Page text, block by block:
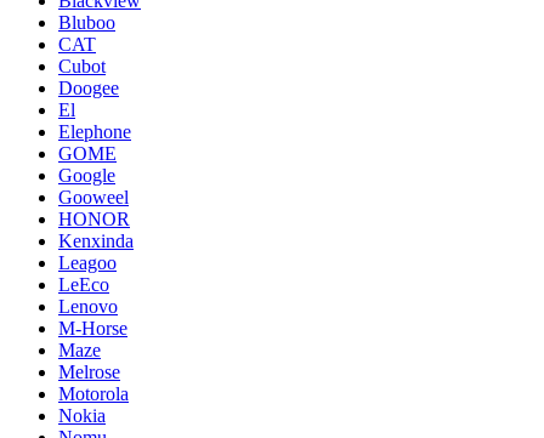
Bluboo
CAT
Cubot
Doogee
El
Elephone
GOME
Google
Gooweel
HONOR
Kenxinda
Leagoo
LeEco
Lenovo
M-Horse
Maze
Melrose
Motorola
Nokia